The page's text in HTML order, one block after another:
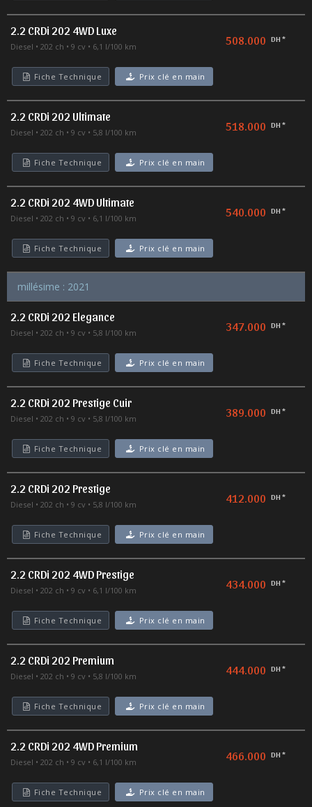
2.2 CRDi 202 4WD Luxe
Diesel 202 ch 9 cv 6,1 l/100 km 508.000 DH *
Fiche Technique Prix clé en main
2.2 CRDi 202 Ultimate
Diesel 202 ch 9 cv 5,8 l/100 km 518.000 DH *
Fiche Technique Prix clé en main
2.2 CRDi 202 4WD Ultimate
Diesel 202 ch 9 cv 6,1 l/100 km 540.000 DH *
Fiche Technique Prix clé en main
millésime : 2021
2.2 CRDi 202 Elegance
Diesel 202 ch 9 cv 5,8 l/100 km 347.000 DH *
Fiche Technique Prix clé en main
2.2 CRDi 202 Prestige Cuir
Diesel 202 ch 9 cv 5,8 l/100 km 389.000 DH *
Fiche Technique Prix clé en main
2.2 CRDi 202 Prestige
Diesel 202 ch 9 cv 5,8 l/100 km 412.000 DH *
Fiche Technique Prix clé en main
2.2 CRDi 202 4WD Prestige
Diesel 202 ch 9 cv 6,1 l/100 km 434.000 DH *
Fiche Technique Prix clé en main
2.2 CRDi 202 Premium
Diesel 202 ch 9 cv 5,8 l/100 km 444.000 DH *
Fiche Technique Prix clé en main
2.2 CRDi 202 4WD Premium
Diesel 202 ch 9 cv 6,1 l/100 km 466.000 DH *
Fiche Technique Prix clé en main